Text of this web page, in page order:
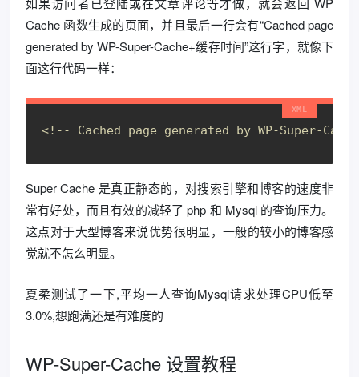
Cache 函数生成的页面，并且最后一行会有“Cached page
generated by WP-Super-Cache+缓存时间”这行字，就像下
面这行代码一样：
<!-- Cached page generated by WP-Super-
Super Cache 是真正静态的，对搜索引擎和博客的速度非
常有好处，而且有效的减轻了 php 和 Mysql 的查询压力。
这点对于大型博客来说优势很明显，一般的较小的博客感
觉就不怎么明显。
夏柔测试了一下,平均一人查询Mysql请求处理CPU低至
3.0%,想跑满还是有难度的
WP-Super-Cache 设置教程